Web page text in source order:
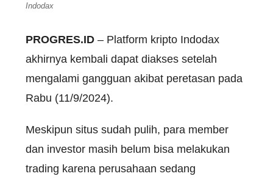
Indodax
PROGRES.ID – Platform kripto Indodax
akhirnya kembali dapat diakses setelah
mengalami gangguan akibat peretasan pada
Rabu (11/9/2024).
Meskipun situs sudah pulih, para member
dan investor masih belum bisa melakukan
trading karena perusahaan sedang